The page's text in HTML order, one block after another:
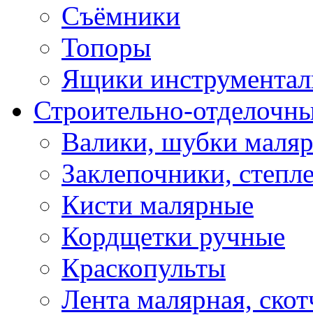
Съёмники
Топоры
Ящики
Строительно-
Валики, шубки
Заклепочники,
Кисти малярные
Кордщетки ручные
Краскопульты
Лента малярная,